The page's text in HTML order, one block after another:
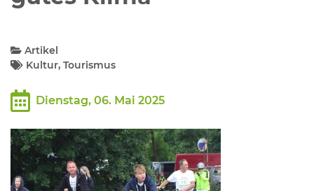
Neuigkeiten
Kommunalpolitik
Bildung und Soziales
Wirtschaft, Bauen, Verkehr
Tourismus, Freizeit, Dorfleben
Artikel
Kultur, Tourismus
Dienstag, 06. Mai 2025